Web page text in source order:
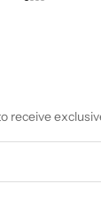
Ir para item 1
Ir para item 2
Ir para item 3
Ir para item
receive